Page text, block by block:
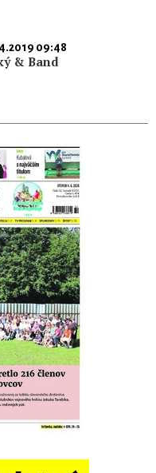
09:48
& Band